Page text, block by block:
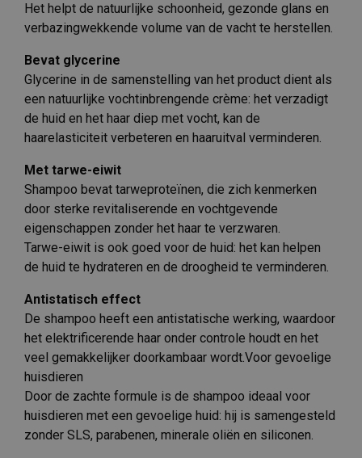
Het helpt de natuurlijke schoonheid, gezonde glans en
verbazingwekkende volume van de vacht te herstellen.
Bevat glycerine
Glycerine in de samenstelling van het product dient als
een natuurlijke vochtinbrengende crème: het verzadigt
de huid en het haar diep met vocht, kan de
haarelasticiteit verbeteren en haaruitval verminderen.
Met tarwe-eiwit
Shampoo bevat tarweproteïnen, die zich kenmerken
door sterke revitaliserende en vochtgevende
eigenschappen zonder het haar te verzwaren.
Tarwe-eiwit is ook goed voor de huid: het kan helpen
de huid te hydrateren en de droogheid te verminderen.
Antistatisch effect
De shampoo heeft een antistatische werking, waardoor
het elektrificerende haar onder controle houdt en het
veel gemakkelijker doorkambaar wordt.Voor gevoelige
huisdieren
Door de zachte formule is de shampoo ideaal voor
huisdieren met een gevoelige huid: hij is samengesteld
zonder SLS, parabenen, minerale oliën en siliconen.